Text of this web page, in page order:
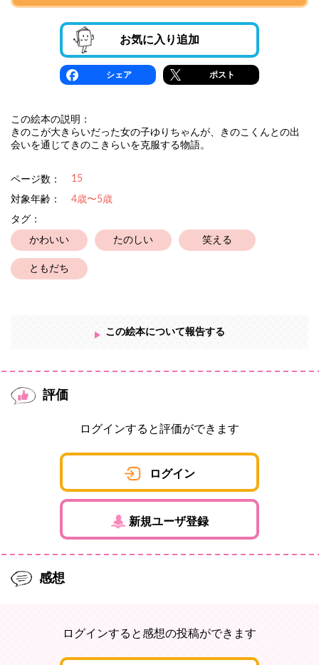
お気に入り追加
シェア ポスト
この絵本の説明：
きのこが大きらいだった女の子ゆりちゃんが、きのこくんとの出
会いを通じてきのこきらいを克服する物語。
ページ数： 15
対象年齢：
4歳〜5歳
タグ：
かわいい たのしい 笑える
ともだち
この絵本について報告する
評価
ログインすると評価ができます
ログイン
新規ユーザ登録
感想
ログインすると感想の投稿ができます